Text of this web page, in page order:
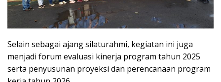
Selain sebagai ajang silaturahmi, kegiatan ini juga
menjadi forum evaluasi kinerja program tahun 2025
serta penyusunan proyeksi dan perencanaan program